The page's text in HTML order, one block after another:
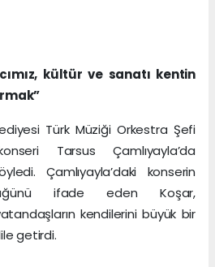
kültür ve sanatı kentin
Türk Müziği Orkestra Şefi
Tarsus Çamlıyayla’da
Çamlıyayla’daki konserin
ifade eden Koşar,
kendilerini büyük bir
getirdi.